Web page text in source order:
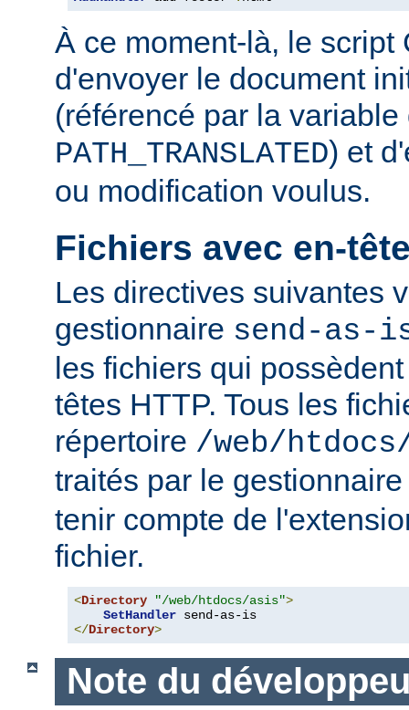
À ce moment-là, le script
d'envoyer le document
(référencé par la
PATH_TRANSLATED) et
ou modification voulus.
Fichiers avec en-
Les directives suivantes
gestionnaire send-as-
les fichiers qui
têtes HTTP. Tous les
répertoire /web/
traités par le
tenir compte de
fichier.
<Directory "/web/htdocs/asis">
SetHandler
</Directory>
Note du